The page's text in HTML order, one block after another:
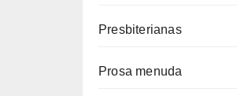
Presbiterianas
Prosa menuda